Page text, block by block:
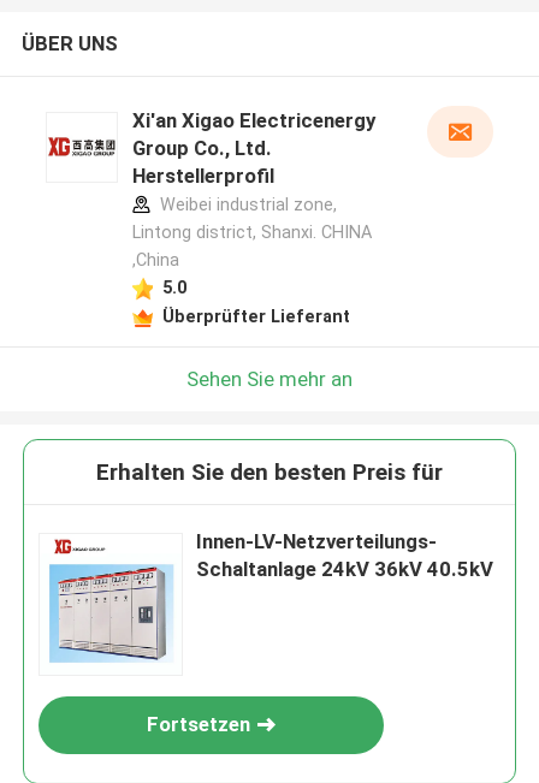
ÜBER UNS
Xi'an Xigao Electricenergy
Group Co., Ltd.
Herstellerprofil
Weibei industrial zone,
Lintong district, Shanxi. CHINA
,China
5.0
Überprüfter Lieferant
Sehen Sie mehr an
Erhalten Sie den besten Preis für
Innen-LV-Netzverteilungs-
Schaltanlage 24kV 36kV 40.5kV
Fortsetzen